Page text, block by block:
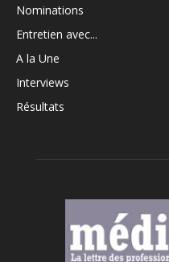
Nominations
Entretien avec...
A la Une
Interviews
Résultats